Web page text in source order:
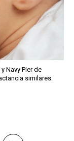
Navy Pier de
similares.